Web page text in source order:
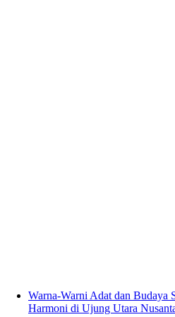
Warna-Warni Adat dan Budaya
Harmoni di Ujung Utara